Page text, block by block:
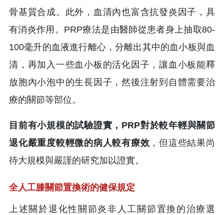
骨基質合成。此外，血清內也富含抗發炎因子，具
有消炎作用。PRP療法是由醫師從患者身上抽取80-
100毫升的血液進行離心，分離出其中的血小板與血
清，再加入一些血小板的活化因子，讓血小板能釋
放胞內小泡中的生長因子，然後注射到自體需要治
療的關節等部位。
目前有小規模的試驗證實，PRP對於較年輕與關節
退化嚴重度較輕微的病人較有療效 ，但這些結果尚
待大規模與嚴謹的研究加以證實。
全人工膝關節置換術的健保規定
上述關於退化性關節炎非人工關節置換的治療選